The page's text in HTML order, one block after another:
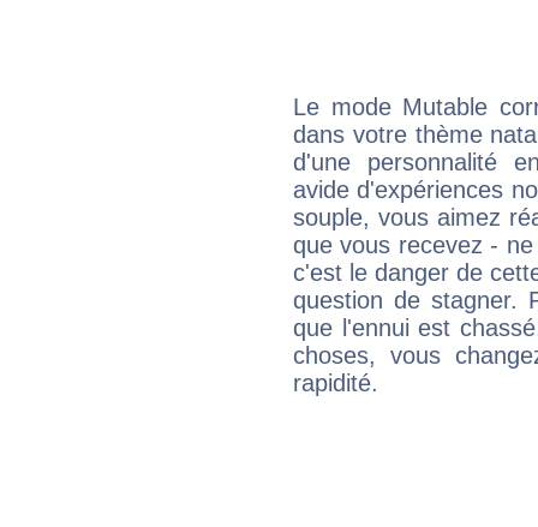
Le mode Mutable
dans votre thème
d'une personnalité
avide d'expériences
souple, vous aimez
que vous recevez -
c'est le danger de
question de stagner.
que l'ennui est
choses, vous
rapidité.